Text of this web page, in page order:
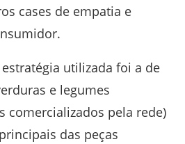
cases de empatia e
utilizada foi a de
e legumes
comercializados pela rede)
das peças